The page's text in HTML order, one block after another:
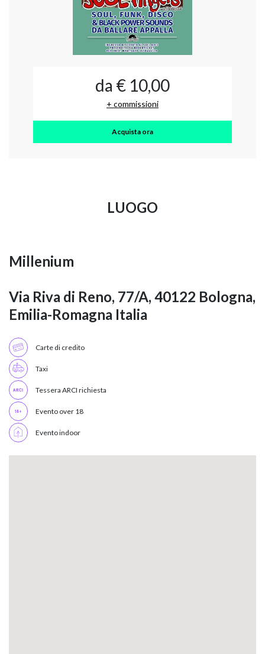
da € 10,00
+ commissioni
Acquista ora
LUOGO
Millenium
Via Riva di Reno, 77/A, 40122 Bologna,
Emilia-Romagna Italia
Carte di credito
Taxi
Tessera ARCI richiesta
Evento over 18
Evento indoor